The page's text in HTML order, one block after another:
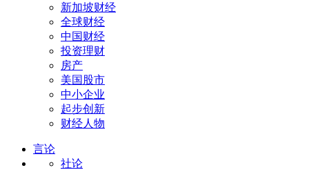
新加坡财经
全球财经
中国财经
投资理财
房产
美国股市
中小企业
起步创新
财经人物
言论
社论